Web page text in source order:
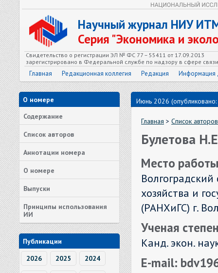
Научный журнал НИУ
Серия "Экономика и
Свидетельство о регистрации ЭЛ № ФС 77 – 55411 от 17.09.2013
зарегистрировано в Федеральной службе по надзору в сфере
Главная Редакционная коллегия Редакция Информация
О номере
Содержание
Список авторов
Аннотации номера
О номере
Выпуски
Принципы использования
ИИ
Публикации
2026
2025 2024
Июнь 2026
Главная > Список авторов
Булетова
Место
хозяйства и
(РАНХиГС) г.
Ученая
Канд. экон.
E-mail: